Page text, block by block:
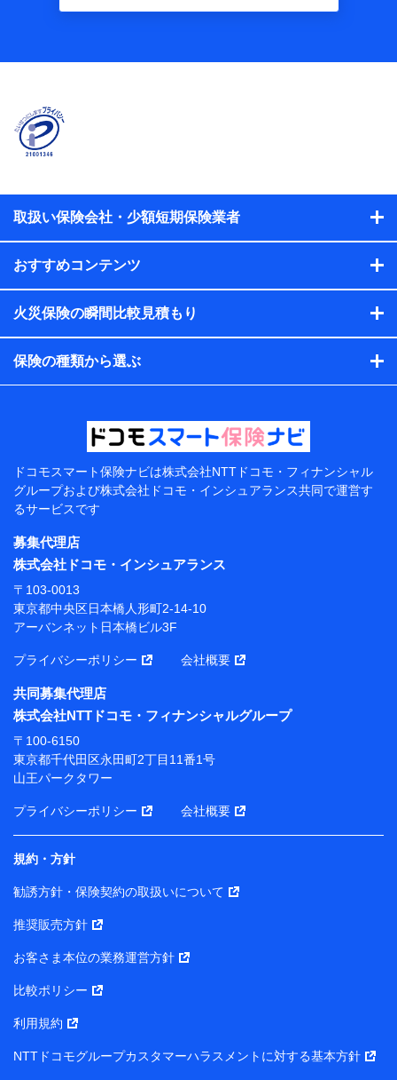
【共同して利用する者の範囲】
株式会社NTTドコモ
当社又は株式会社NTTドコモが提供する保険関連サービスに
おけるユーザ登録受付および管理のため
当社又は株式会社NTTドコモと取引のあるもしくは委託を受
れらに付帯、関連する当社、株式会社NTTドコモおよび提携
会社のサービスを案内、提供するため
析して、お客さまの趣味・嗜好・傾向に応じたサービス・商
各種セミナーの開催のため
コンサルティングサービスの実施のため
アンケートやキャンペーン等の実施のため
上記に係る案内・手続き・管理等付帯業務を行うため
当該個人データを取り扱う各共同利用者（詳細は次のと
東京都千代田区永田町2丁目11番1号 山王パークタワー
株式会社NTTドコモ 代表取締役社長 前田 義晃
東京都中央区日本橋人形町2-14-10 アーバンネット日
本橋ビル 3F
長 吉村 忠義
※ 当社および株式会社NTTドコモは、お客さまの情報
ソナルデータ憲章」に定める行動原則を順守します 。
※ パーソナルデータダッシュボードの「第三者提供の
管理」の設定状態にかかわらず、共同利用する場合があ
ります。
※ dポイントクラブ会員ではないお客さま（2019年12
月11日以降、一度もdポイントクラブ会員であったこと
がないお客さまに限る）に関する、2019年12月10日以
前に取得した個人データは、こちら の利用目的の範囲内
当社は株式会社NTTドコモ・フィナンシャルグループ
との間で、以下のとおり個人データを共同利用しま
す。
【共同して利用される利用データの項目】
当社または株式会社NTTドコモ・フィナンシャルグルー
の個人データ
基本情報
性、連絡先、dポイントサービスのご利用に関する情報。例
取扱い保険会社・少額短期保険業者
おすすめコンテンツ
火災保険の瞬間比較見積もり
保険の種類から選ぶ
ドコモスマート保険ナビは株式会社NTTドコモ・フィナンシャル
グループおよび株式会社ドコモ・インシュアランス共同で運営す
るサービスです
募集代理店
株式会社ドコモ・インシュアランス
〒103-0013
東京都中央区日本橋人形町2-14-10
アーバンネット日本橋ビル3F
プライバシーポリシー 会社概要
共同募集代理店
株式会社NTTドコモ・フィナンシャルグループ
〒100-6150
東京都千代田区永田町2丁目11番1号
山王パークタワー
プライバシーポリシー 会社概要
規約・方針
勧誘方針・保険契約の取扱いについて
推奨販売方針
お客さま本位の業務運営方針
比較ポリシー
利用規約
NTTドコモグループカスタマーハラスメントに対する基本方針